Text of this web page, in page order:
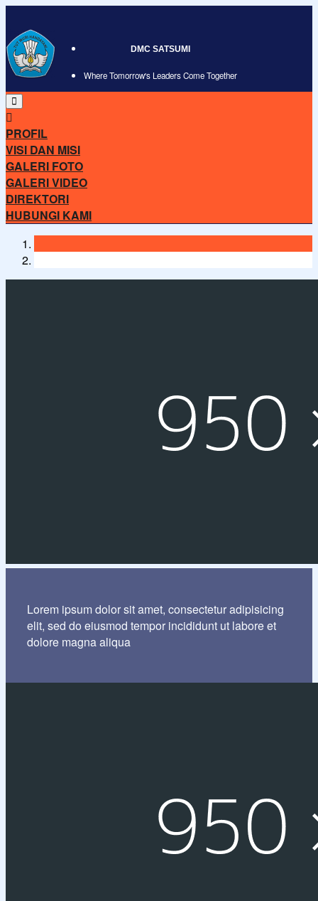
DMC SATSUMI
Where Tomorrow's Leaders Come Together
PROFIL
VISI DAN MISI
GALERI FOTO
GALERI VIDEO
DIREKTORI
HUBUNGI KAMI
Lorem ipsum dolor sit amet, consectetur adipisicing
elit, sed do eiusmod tempor incididunt ut labore et
dolore magna aliqua